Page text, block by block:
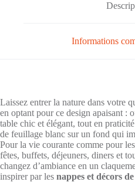
Informations
Laissez entrer la nature dans votre
en optant pour ce design apaisant :
table chic et élégant, tout en
de feuillage blanc sur un fond qui
Pour la vie courante comme pour
fêtes, buffets, déjeuners, diners et
changez d’ambiance en un
inspirer par les nappes et décors